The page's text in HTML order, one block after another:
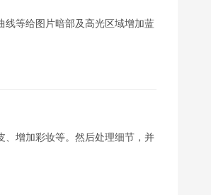
线等给图片暗部及高光区域增加蓝
、增加彩妆等。然后处理细节，并